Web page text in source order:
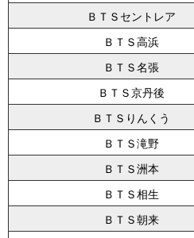
ＢＴＳセントレア
ＢＴＳ高浜
ＢＴＳ名張
ＢＴＳ京丹後
ＢＴＳりんくう
ＢＴＳ滝野
ＢＴＳ洲本
ＢＴＳ相生
ＢＴＳ朝来